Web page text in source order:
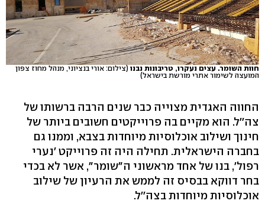
חוות השומר. עצים נעקרו, טריבונות נבנו (צילום: אורי בנציוני, מנהל מחוז צפון
המועצה לשימור אתרי מורשת בישראל)
החווה האגדית מצוייה כבר שנים הרבה ברשותו של
צה''ל. הוא מקיים בה פרוייקטים חשובים ביותר של
חינוך ושילוב אוכלוסיות מיוחדות בצבא, וממנו גם
בחברה הישראלית. תחילה היה זה פרוייקט 'נערי
רפול', בנו של אחד מראשוני ה"שומר", אשר לא בכדי
בחר דווקא בבסיס זה לממש את הרעיון של שילוב
אוכלוסיות מיוחדות בצה''ל.